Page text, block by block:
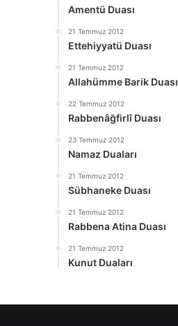
Amentü Duası
21 Temmuz 2012
Ettehiyyatü Duası
21 Temmuz 2012
Allahümme Barik Duası
22 Temmuz 2012
Rabbenâğfirlî Duası
23 Temmuz 2012
Namaz Duaları
21 Temmuz 2012
Sübhaneke Duası
21 Temmuz 2012
Rabbena Atina Duası
21 Temmuz 2012
Kunut Duaları